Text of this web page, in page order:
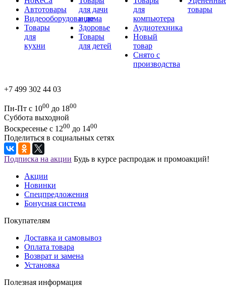
Автотовары
Видеооборудование
Товары
для
кухни
для дачи
и дома
Здоровье
Товары
для детей
для
компьютера
Аудиотехника
Новый
товар
Снято с
производства
товары
+7 499 302 44 03
Пн-Пт с 1000 до 1800
Суббота выходной
Воскресенье с 1200 до 1400
Поделиться в социальных сетях
Подписка на акции Будь в курсе распродаж и промоакций!
Акции
Новинки
Спецпредложения
Бонусная система
Покупателям
Доставка и самовывоз
Оплата товара
Возврат и замена
Установка
Полезная информация